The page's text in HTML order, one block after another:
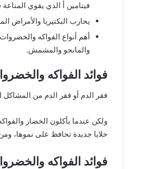
فيتامين أ الذي يقوي
يحارب البكتيريا والأمراض
أهم أنواع الفواكه
والمانجو والمشمش.
فوائد الفواكه
فقر الدم أو فقر الدم من
ولكن عندما يأكلون الخضار
خلايا جديدة تحافظ على نموها،
فوائد الفواكه